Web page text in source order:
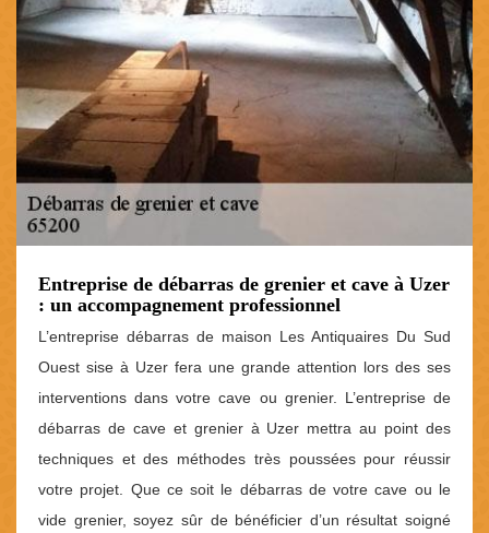
Entreprise de débarras de grenier et cave à Uzer
: un accompagnement professionnel
L’entreprise débarras de maison Les Antiquaires Du Sud
Ouest sise à Uzer fera une grande attention lors des ses
interventions dans votre cave ou grenier. L’entreprise de
débarras de cave et grenier à Uzer mettra au point des
techniques et des méthodes très poussées pour réussir
votre projet. Que ce soit le débarras de votre cave ou le
vide grenier, soyez sûr de bénéficier d’un résultat soigné